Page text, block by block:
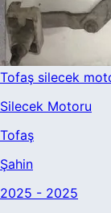
Tofaş silecek
Silecek Motoru
Tofaş
Şahin
2025 - 2025